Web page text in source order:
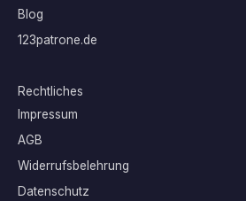
Blog
123patrone.de
Rechtliches
Impressum
AGB
Widerrufsbelehrung
Datenschutz